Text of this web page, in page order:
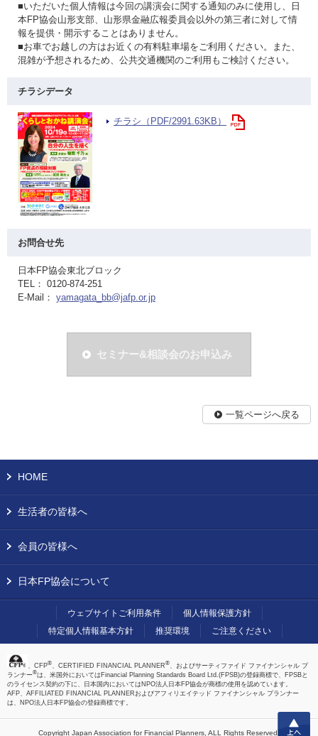
■いただいた個人情報は今回の講演会に関する通知のみに使用し、日
本FP協会山形支部、山形県金融広報委員会以外の第三者に対して情
報を提供・開示することはありません。
■お車でお越しの方はお近くの有料駐車場をご利用ください。また、
混雑が予想されるため、公共交通機関のご利用もご検討ください。
チラシデータ
チラシ（PDF/2991.63KB）
お問合せ先
日本FP協会東北ブロック
TEL： 0120-874-251
E-Mail： yamagata_bb@jafp.or.jp
セミナー&相談会のお申込み
一覧ページへ戻る
上へ
HOME
生活者の皆様へ
会員の皆様へ
日本FP協会について
ウェブサイトご利用条件
個人情報保護方針
特定個人情報基本方針
推奨環境 ご注意ください
、CFP® 、CERTIFIED FINANCIAL PLANNER® 、およびサーティファイド ファイナンシャル プ
ランナー®は、米国外においてはFinancial Planning Standards Board Ltd.(FPSB)の登録商標で、FPSBと
のライセンス契約の下に、日本国内においてはNPO法人日本FP協会が商標の使用を認めています。
AFP、AFFILIATED FINANCIAL PLANNERおよびアフィリエイテッド ファイナンシャル プランナー
は、NPO法人日本FP協会の登録商標です。
Copyright Japan Association for Financial Planners, ALL Rights Reserved.